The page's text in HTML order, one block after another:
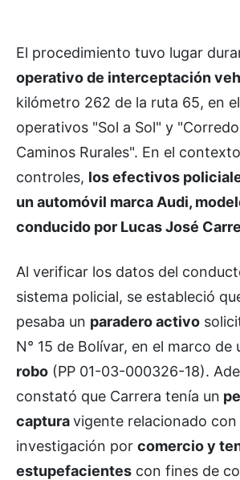
El procedimiento tuvo lugar
operativo de interceptación
kilómetro 262 de la ruta 65, en
operativos "Sol a Sol" y
Caminos Rurales". En el
controles, los efectivos
un automóvil marca Audi,
conducido por Lucas José
Al verificar los datos del
sistema policial, se estableció
pesaba un paradero activo
N° 15 de Bolívar, en el marco de
robo (PP 01-03-000326-18).
constató que Carrera tenía un
capturavigente relacionado con
investigación por comercio y
estupefacientes con fines de